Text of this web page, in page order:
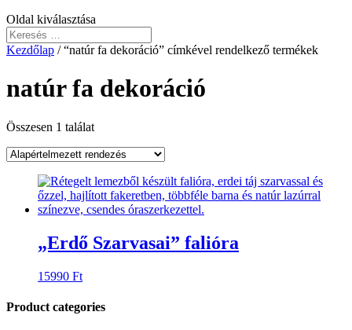
Oldal kiválasztása
Kezdőlap / “natúr fa dekoráció” címkével rendelkező termékek
natúr fa dekoráció
Összesen 1 találat
„Erdő Szarvasai” falióra
15990 Ft
Product categories